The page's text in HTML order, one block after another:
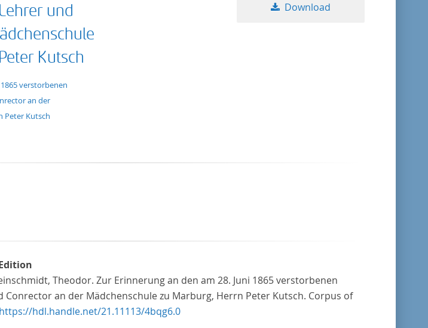
und
Kutsch
verstorbenen
an der
Peter Kutsch
Download
Theodor. Zur Erinnerung an den am 28. Juni 1865 verstorbenen
an der Mädchenschule zu Marburg, Herrn Peter Kutsch. Corpus of
https://hdl.handle.net/21.11113/4bqg6.0